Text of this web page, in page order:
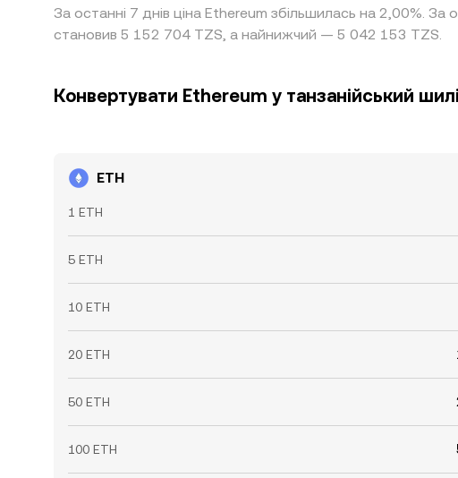
За останні 7 днів ціна Ethereum збільшилась на 2,00%.
становив 5 152 704 TZS, а найнижчий — 5 042 153 TZS.
Конвертувати Ethereum у танзанійський
ETH
1 ETH
5 ETH
10 ETH
20 ETH
50 ETH
100 ETH